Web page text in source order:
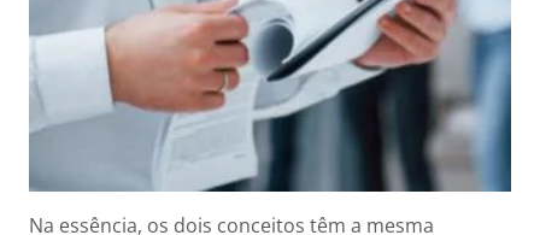
Na essência, os dois conceitos têm a mesma